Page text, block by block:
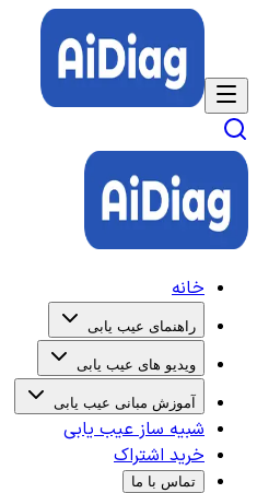
خانه
راهنمای عیب یابی
ویدیو های عیب یابی
آموزش مبانی عیب یابی
شبیه ساز عیب یابی
خرید اشتراک
تماس با ما